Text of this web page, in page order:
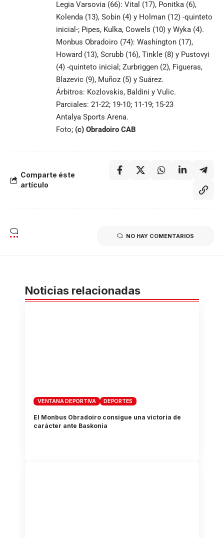
Legia Varsovia (66): Vital (17), Ponitka (6),
Kolenda (13), Sobin (4) y Holman (12) -quinteto
inicial-; Pipes, Kulka, Cowels (10) y Wyka (4).
Monbus Obradoiro (74): Washington (17),
Howard (13), Scrubb (16), Tinkle (8) y Pustovyi
(4) -quinteto inicial; Zurbriggen (2), Figueras,
Blazevic (9), Muñoz (5) y Suárez.
Árbitros: Kozlovskis, Baldini y Vulic.
Parciales: 21-22; 19-10; 11-19; 15-23
Antalya Sports Arena.
Foto; (c) Obradoiro CAB
Comparte éste
artículo
NO HAY COMENTARIOS
Noticias relacionadas
VENTANA DEPORTIVA DEPORTES
El Monbus Obradoiro consigue una victoria de
carácter ante Baskonia